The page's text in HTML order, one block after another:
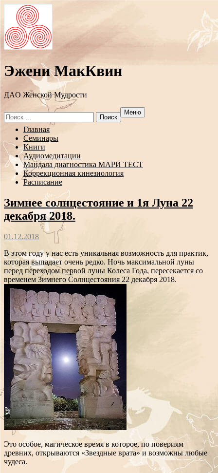
Эжени МакКвин
ДAO Женской Мудрости
Search
for:
Меню
Перейти
содержанию
Главная
Семинары
Книги
Аудиомедитации
Мандала диагностика МАРИ ТЕСТ
Коррекционная кинезиология
Расписание
Зимнее солнцестояние и 1я Луна 22
декабря 2018.
01.12.2018
В этом году у нас есть уникальная возможность для практик,
которая выпадает очень редко. Ночь максимальной луны
перед переходом первой луны Колеса Года, пересекается со
временем Зимнего Солнцестояния 22 декабря 2018.
Это особое, магическое время в которое, по повериям
древних, открываются «Звездные врата» и возможны любые
чудеса.